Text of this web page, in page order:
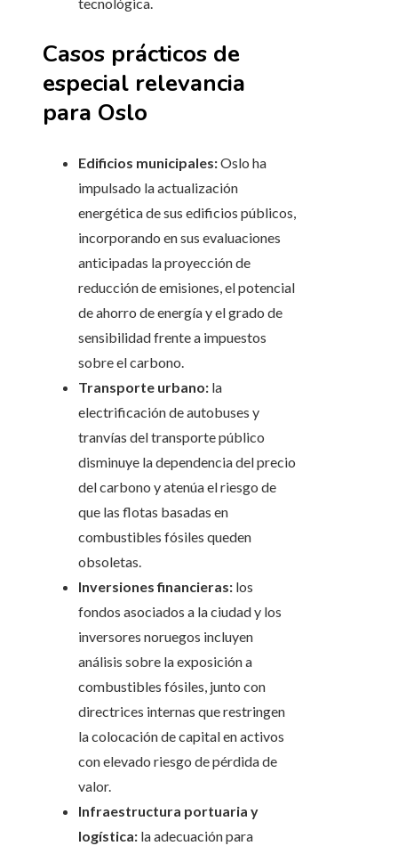
tecnológica.
Casos prácticos de
especial relevancia
para Oslo
Edificios municipales:Oslo ha
impulsado la actualización
energética de sus edificios públicos,
incorporando en sus evaluaciones
anticipadas la proyección de
reducción de emisiones, el potencial
de ahorro de energía y el grado de
sensibilidad frente a impuestos
sobre el carbono.
Transporte urbano: la
electrificación de autobuses y
tranvías del transporte público
disminuye la dependencia del precio
del carbono y atenúa el riesgo de
que las flotas basadas en
combustibles fósiles queden
obsoletas.
Inversiones financieras: los
fondos asociados a la ciudad y los
inversores noruegos incluyen
análisis sobre la exposición a
combustibles fósiles, junto con
directrices internas que restringen
la colocación de capital en activos
con elevado riesgo de pérdida de
valor.
Infraestructura portuaria y
logística: la adecuación para